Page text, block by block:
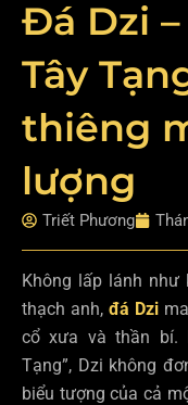
Đá Dzi
Tây
thiêng
lượng
Triết Phương
Không lấp lánh
thạch anh, đá Dzi
cổ xưa và thần bí.
Tạng”, Dzi không
biểu tượng của cả